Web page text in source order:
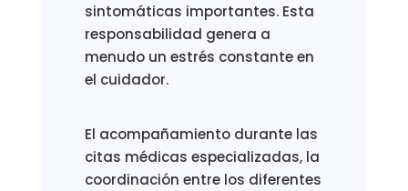
sintomáticas importantes. Esta
responsabilidad genera a
menudo un estrés constante en
el cuidador.
El acompañamiento durante las
citas médicas especializadas, la
coordinación entre los diferentes